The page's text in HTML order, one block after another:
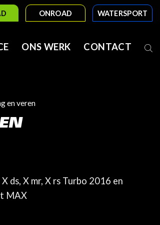
ONROAD WATERSPORT
ONS WERK CONTACT
en veren
ds, X mr, X rs Turbo 2016 en
MAX